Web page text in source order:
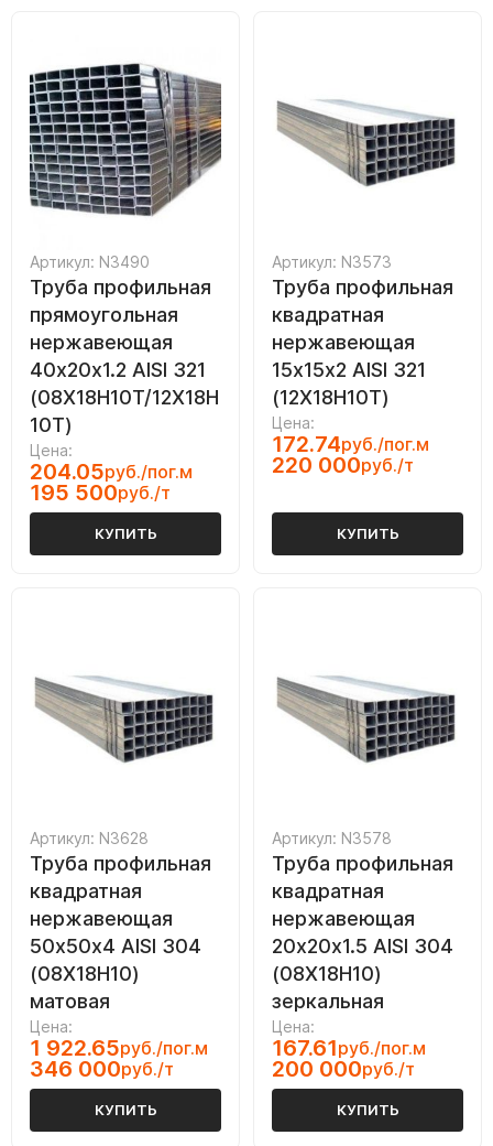
Артикул: N3490
Труба профильная
прямоугольная
нержавеющая
40х20х1.2 AISI 321
(08Х18Н10Т/12Х18Н
10Т)
Цена:
204.05руб./пог.м
195 500руб./т
КУПИТЬ
Артикул: N3573
Труба профильная
квадратная
нержавеющая
15х15х2 AISI 321
(12Х18Н10Т)
Цена:
172.74руб./пог.м
220 000руб./т
КУПИТЬ
Артикул: N3628
Труба профильная
квадратная
нержавеющая
50х50х4 AISI 304
(08Х18Н10)
матовая
Цена:
1 922.65руб./пог.м
346 000руб./т
КУПИТЬ
Артикул: N3578
Труба профильная
квадратная
нержавеющая
20х20х1.5 AISI 304
(08Х18Н10)
зеркальная
Цена:
167.61руб./пог.м
200 000руб./т
КУПИТЬ